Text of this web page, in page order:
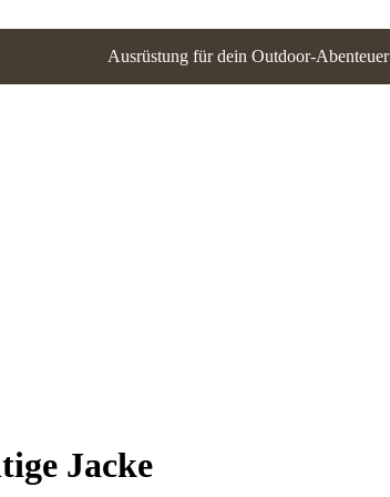
Ausrüstung für dein Outdoor-Abenteuer
Jacke